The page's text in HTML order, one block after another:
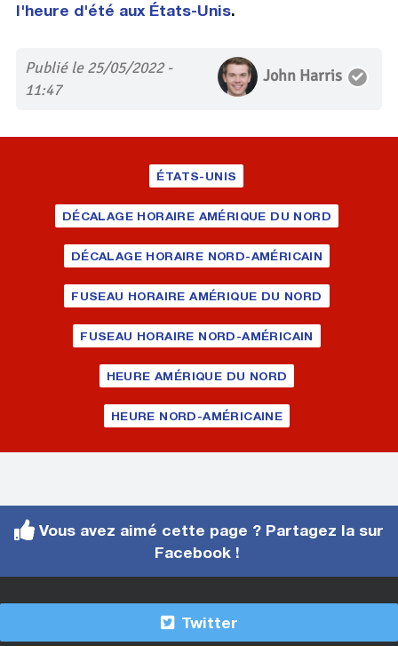
l'heure d'été aux États-Unis.
Publié le 25/05/2022 -
11:47
John Harris
ÉTATS-UNIS
DÉCALAGE HORAIRE AMÉRIQUE DU NORD
DÉCALAGE HORAIRE NORD-AMÉRICAIN
FUSEAU HORAIRE AMÉRIQUE DU NORD
FUSEAU HORAIRE NORD-AMÉRICAIN
HEURE AMÉRIQUE DU NORD
HEURE NORD-AMÉRICAINE
Vous avez aimé cette page ? Partagez la sur
Facebook !
Twitter